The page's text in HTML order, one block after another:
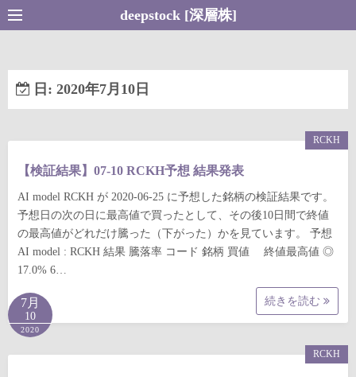
コ
ン
ン
へ
deepstock [深層株]
日: 2020年7月10日
【検証結果】07-10 RCKH予想 結果発表
AI model RCKH が 2020-06-25 に予想した銘柄の検証結果です。
予想日の次の日に最高値で買ったとして、その後10日間で終値
の最高値がどれだけ騰った（下がった）かを見ています。 予想
AI model : RCKH 結果 騰落率 コード 銘柄 買値 終値最高値 ◎
17.0% 6…
続きを読む
RCKH
7月
10
2020
RCKH